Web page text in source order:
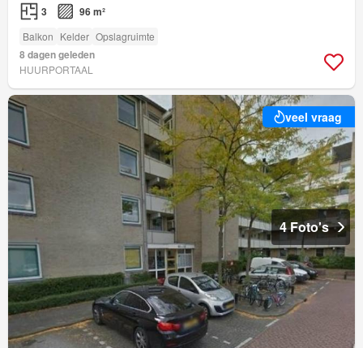
3 96 m²
Balkon Kelder Opslagruimte
8 dagen geleden
HUURPORTAAL
veel vraag
4 Foto's